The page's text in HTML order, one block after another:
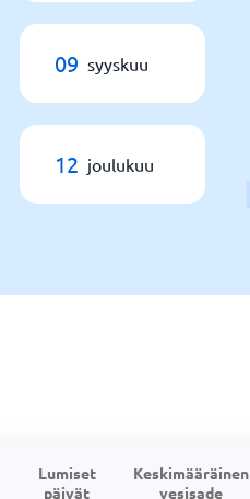
09 syyskuu
12 joulukuu
Lumiset
päivät
Keskimääräinen
vesisade